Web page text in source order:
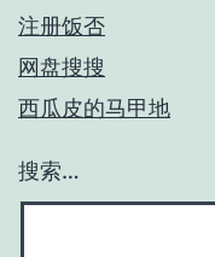
注册饭否
网盘搜搜
西瓜皮的马甲地
搜索…